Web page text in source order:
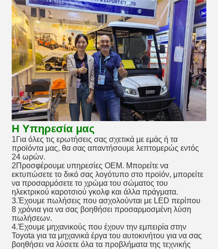
Η Υπηρεσία μας
1Για όλες τις ερωτήσεις σας σχετικά με εμάς ή τα
προϊόντα μας, θα σας απαντήσουμε λεπτομερώς εντός
24 ωρών.
2Προσφέρουμε υπηρεσίες OEM. Μπορείτε να
εκτυπώσετε το δικό σας λογότυπο στο προϊόν, μπορείτε
να προσαρμόσετε το χρώμα του σώματος του
ηλεκτρικού καροτσιού γκολφ και άλλα πράγματα.
3.Έχουμε πωλήσεις που ασχολούνται με LED περίπου
8 χρόνια για να σας βοηθήσει προσαρμοσμένη λύση
πωλήσεων.
4.Έχουμε μηχανικούς που έχουν την εμπειρία στην
Toyota για τα μηχανικά έργα του αυτοκινήτου για να σας
βοηθήσει να λύσετε όλα τα προβλήματα της τεχνικής